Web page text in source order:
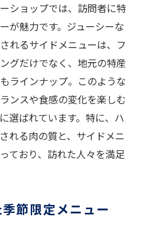
トメニュー
のごちそう
うデザート選び
材紹介
駅のハンバーガーとサ
しいメニュー
わせの楽しさ
手がける一皿
別メニュー
ショップでは、訪問者に特
が魅力です。ジューシーな
れるサイドメニューは、フ
グだけでなく、地元の特産
ラインナップ。このような
ンスや食感の変化を楽しむ
選ばれています。特に、ハ
れる肉の質と、サイドメニ
ており、訪れた人々を満足
節限定メニュー